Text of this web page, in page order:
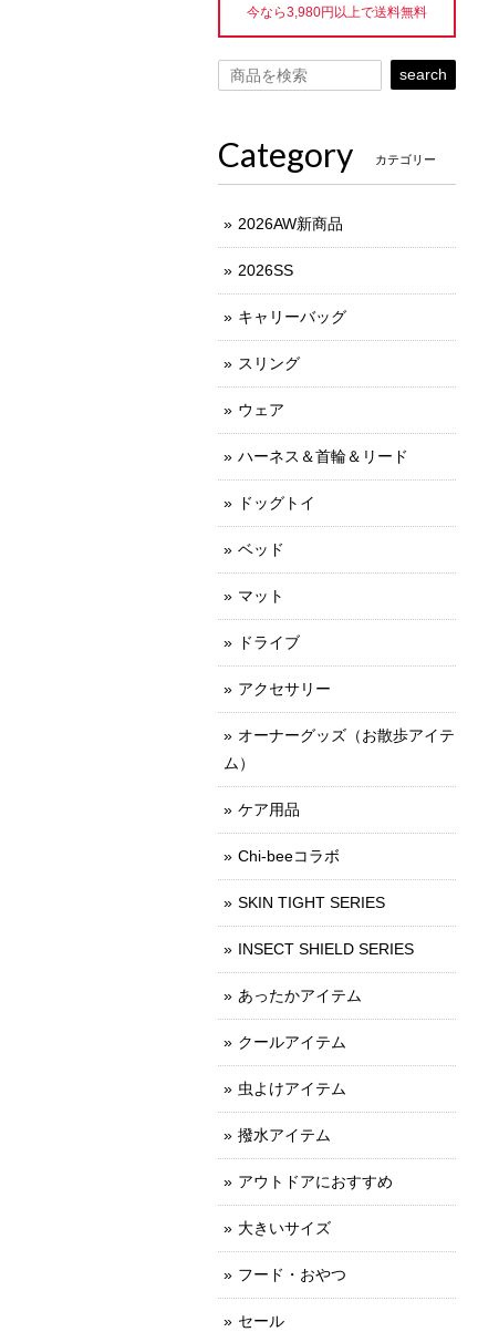
今なら3,980円以上で送料無料
search
Category カテゴリー
2026AW新商品
2026SS
キャリーバッグ
スリング
ウェア
ハーネス＆首輪＆リード
ドッグトイ
ベッド
マット
ドライブ
アクセサリー
オーナーグッズ（お散歩アイテ
ム）
ケア用品
Chi-beeコラボ
SKIN TIGHT SERIES
INSECT SHIELD SERIES
あったかアイテム
クールアイテム
虫よけアイテム
撥水アイテム
アウトドアにおすすめ
大きいサイズ
フード・おやつ
セール